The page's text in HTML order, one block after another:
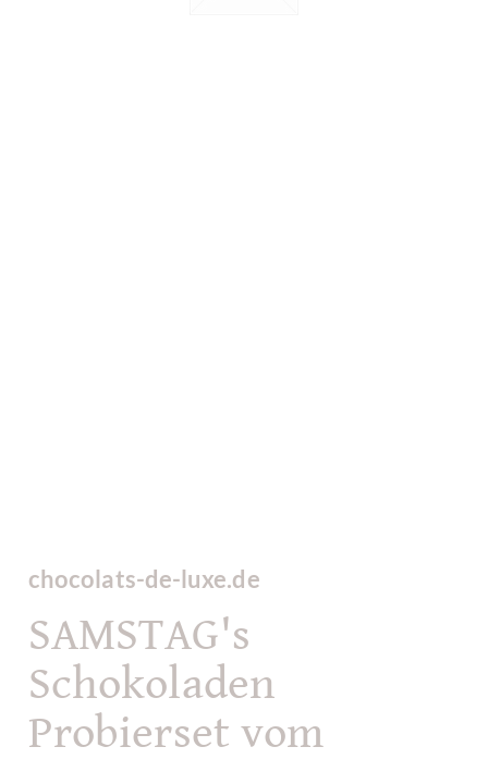
chocolats-de-luxe.de
SAMSTAG's
Schokoladen
Probierset vom